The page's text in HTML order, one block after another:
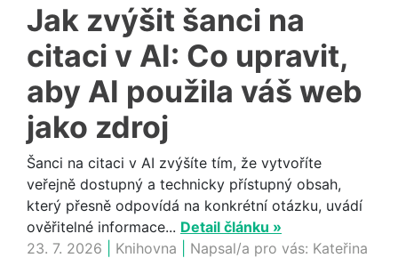
Jak zvýšit šanci na
citaci v AI: Co upravit,
aby AI použila váš web
jako zdroj
Šanci na citaci v AI zvýšíte tím, že vytvoříte
veřejně dostupný a technicky přístupný obsah,
který přesně odpovídá na konkrétní otázku, uvádí
ověřitelné informace... Detail článku »
23. 7. 2026
Knihovna Napsal/a pro vás: Kateřina